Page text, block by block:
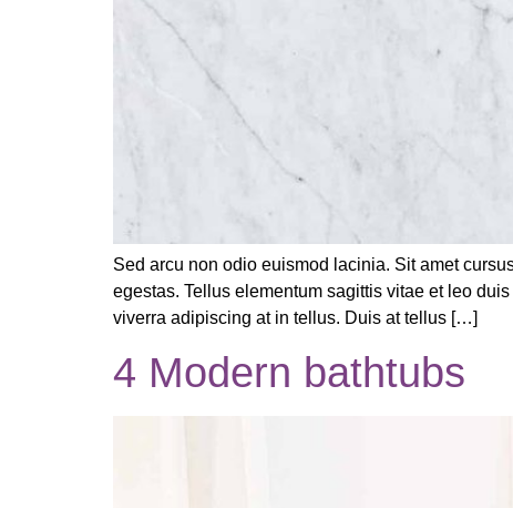
Sed arcu non odio euismod lacinia. Sit amet
egestas. Tellus elementum sagittis vitae et leo
viverra adipiscing at in tellus. Duis at tellus […]
4 Modern bathtubs